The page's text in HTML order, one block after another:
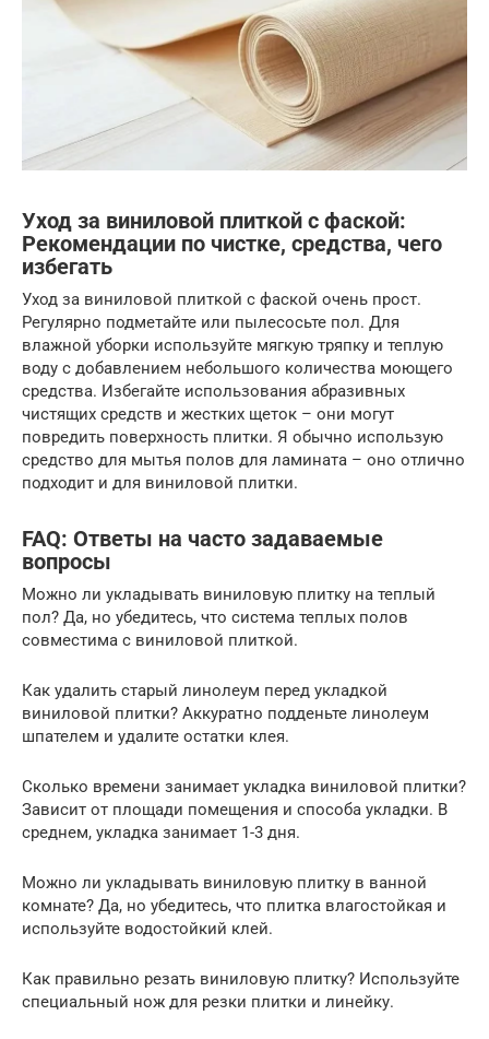
Уход за виниловой плиткой с фаской:
Рекомендации по чистке, средства, чего
избегать
Уход за виниловой плиткой с фаской очень прост.
Регулярно подметайте или пылесосьте пол. Для
влажной уборки используйте мягкую тряпку и теплую
воду с добавлением небольшого количества моющего
средства. Избегайте использования абразивных
чистящих средств и жестких щеток – они могут
повредить поверхность плитки. Я обычно использую
средство для мытья полов для ламината – оно отлично
подходит и для виниловой плитки.
FAQ: Ответы на часто задаваемые
вопросы
Можно ли укладывать виниловую плитку на теплый
пол? Да, но убедитесь, что система теплых полов
совместима с виниловой плиткой.
Как удалить старый линолеум перед укладкой
виниловой плитки? Аккуратно подденьте линолеум
шпателем и удалите остатки клея.
Сколько времени занимает укладка виниловой плитки?
Зависит от площади помещения и способа укладки. В
среднем, укладка занимает 1-3 дня.
Можно ли укладывать виниловую плитку в ванной
комнате? Да, но убедитесь, что плитка влагостойкая и
используйте водостойкий клей.
Как правильно резать виниловую плитку? Используйте
специальный нож для резки плитки и линейку.